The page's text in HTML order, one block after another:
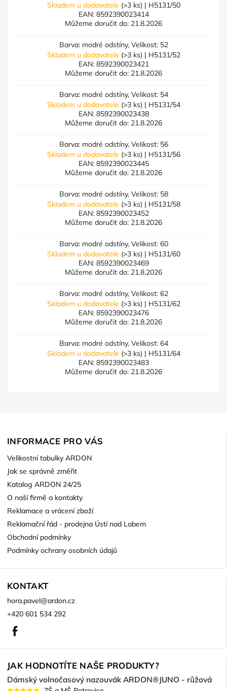
Skladem u dodavatele (>3 ks) | H5131/50
EAN: 8592390023414
Můžeme doručit do: 21.8.2026
Barva: modré odstíny, Velikost: 52
Skladem u dodavatele (>3 ks) | H5131/52
EAN: 8592390023421
Můžeme doručit do: 21.8.2026
Barva: modré odstíny, Velikost: 54
Skladem u dodavatele (>3 ks) | H5131/54
EAN: 8592390023438
Můžeme doručit do: 21.8.2026
Barva: modré odstíny, Velikost: 56
Skladem u dodavatele (>3 ks) | H5131/56
EAN: 8592390023445
Můžeme doručit do: 21.8.2026
Barva: modré odstíny, Velikost: 58
Skladem u dodavatele (>3 ks) | H5131/58
EAN: 8592390023452
Můžeme doručit do: 21.8.2026
Barva: modré odstíny, Velikost: 60
Skladem u dodavatele (>3 ks) | H5131/60
EAN: 8592390023469
Můžeme doručit do: 21.8.2026
Barva: modré odstíny, Velikost: 62
Skladem u dodavatele (>3 ks) | H5131/62
EAN: 8592390023476
Můžeme doručit do: 21.8.2026
Barva: modré odstíny, Velikost: 64
Skladem u dodavatele (>3 ks) | H5131/64
EAN: 8592390023483
Můžeme doručit do: 21.8.2026
INFORMACE PRO VÁS
Velikostní tabulky ARDON
Jak se správně změřit
Katalog ARDON 24/25
O naší firmě a kontakty
Reklamace a vrácení zboží
Reklamační řád - prodejna Ústí nad Labem
Obchodní podmínky
Podmínky ochrany osobních údajů
KONTAKT
hora.pavel@ardon.cz
+420 601 534 292
JAK HODNOTÍTE NAŠE PRODUKTY?
Dámský volnočasový nazouvák ARDON®JUNO - růžová